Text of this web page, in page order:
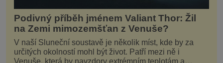
Podivný příběh jménem Valiant Thor: Žil
na Zemi mimozemšťan z Venuše?
V naší Sluneční soustavě je několik míst, kde by za
určitých okolností mohl být život. Patří mezi ně i
Venuše, která by navzdory extrémním teplotám a